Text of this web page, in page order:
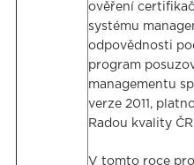
ověření
systému
odpovědnosti
program
managementu
verze 2011,
Radou kvality ČR
V tomto roce